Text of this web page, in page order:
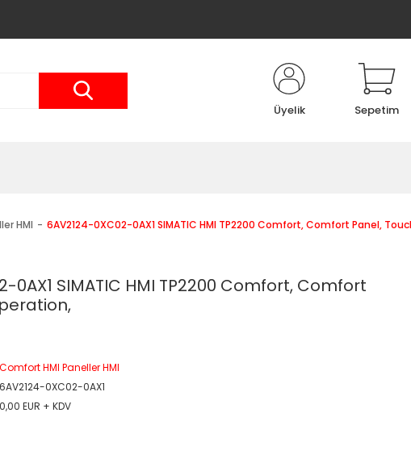
Üyelik Sepetim
HMI 6AV2124-0XC02-0AX1 SIMATIC HMI TP2200 Comfort, Comfort Panel,
0AX1 SIMATIC HMI TP2200 Comfort, Comfort
Comfort HMI Paneller HMI
6AV2124-0XC02-0AX1
0,00 EUR + KDV